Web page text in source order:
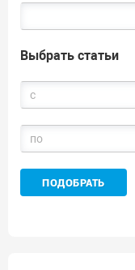
Выбрать статьи